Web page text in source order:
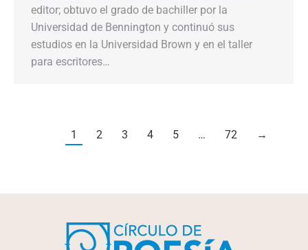
editor; obtuvo el grado de bachiller por la
Universidad de Bennington y continuó sus
estudios en la Universidad Brown y en el taller
para escritores…
1 2 3 4 5 … 72 →